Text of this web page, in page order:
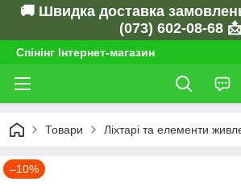
🚚 Швидка доставка
(073) 602-08-68 📩
Спінінг Інтернет-магазин
Товари Ліхтарі та елементи
–10%